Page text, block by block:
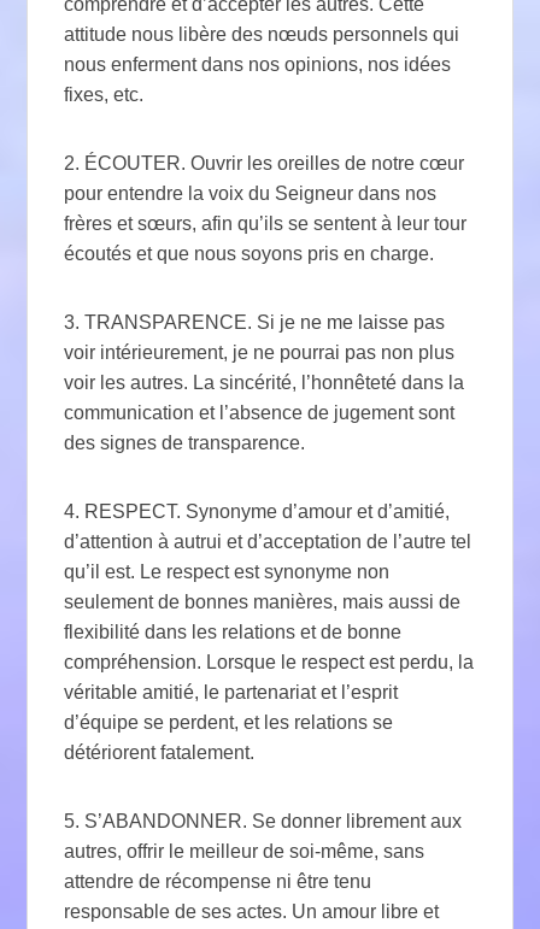
attitude nous libère des nœuds personnels qui
nous enferment dans nos opinions, nos idées
fixes, etc.
2. ÉCOUTER. Ouvrir les oreilles de notre cœur
pour entendre la voix du Seigneur dans nos
frères et sœurs, afin qu’ils se sentent à leur tour
écoutés et que nous soyons pris en charge.
3. TRANSPARENCE. Si je ne me laisse pas
voir intérieurement, je ne pourrai pas non plus
voir les autres. La sincérité, l’honnêteté dans la
communication et l’absence de jugement sont
des signes de transparence.
4. RESPECT. Synonyme d’amour et d’amitié,
d’attention à autrui et d’acceptation de l’autre tel
qu’il est. Le respect est synonyme non
seulement de bonnes manières, mais aussi de
flexibilité dans les relations et de bonne
compréhension. Lorsque le respect est perdu, la
véritable amitié, le partenariat et l’esprit
d’équipe se perdent, et les relations se
détériorent fatalement.
5. S’ABANDONNER. Se donner librement aux
autres, offrir le meilleur de soi-même, sans
attendre de récompense ni être tenu
responsable de ses actes. Un amour libre et